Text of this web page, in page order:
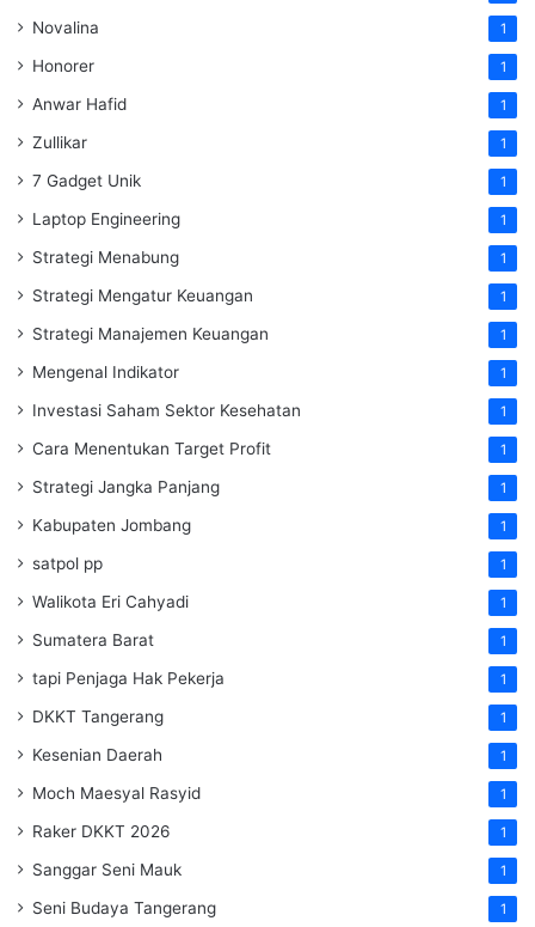
Novalina 1
Honorer 1
Anwar Hafid 1
Zullikar 1
7 Gadget Unik 1
Laptop Engineering 1
Strategi Menabung 1
Strategi Mengatur Keuangan 1
Strategi Manajemen Keuangan 1
Mengenal Indikator 1
Investasi Saham Sektor Kesehatan 1
Cara Menentukan Target Profit 1
Strategi Jangka Panjang 1
Kabupaten Jombang 1
satpol pp 1
Walikota Eri Cahyadi 1
Sumatera Barat 1
tapi Penjaga Hak Pekerja 1
DKKT Tangerang 1
Kesenian Daerah 1
Moch Maesyal Rasyid 1
Raker DKKT 2026 1
Sanggar Seni Mauk 1
Seni Budaya Tangerang 1